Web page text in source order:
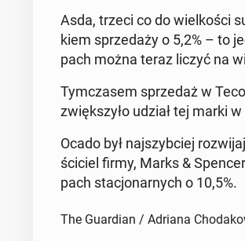
Asda, trzeci co do wiel­ko­ści
kiem sprze­da­ży o 5,2% – to
pach można teraz liczyć na
Tym­cza­sem sprze­daż w
zwięk­szy­ło udział tej marki
Ocado był naj­szyb­ciej
ści­ciel firmy, Marks &
pach sta­cjo­nar­nych o 10,5%.
The Guardian / Adriana